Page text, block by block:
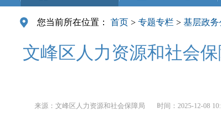
您当前所在位置： 首页 > 专题专栏 > 基层政
文峰区人力资源和社会
来源：文峰区人力资源和社会保障局 时间：2025-12-08